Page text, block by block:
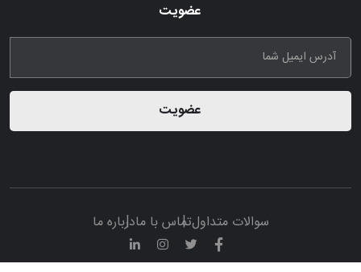
عضویت
عضویت
سوالات متداولتماس با مادرباره ما